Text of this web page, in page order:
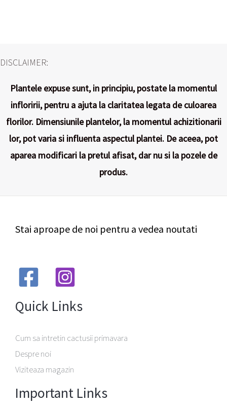
DISCLAIMER:
Plantele expuse sunt, in principiu, postate la momentul
infloririi, pentru a ajuta la claritatea legata de culoarea
florilor. Dimensiunile plantelor, la momentul achizitionarii
lor, pot varia si influenta aspectul plantei. De aceea, pot
aparea modificari la pretul afisat, dar nu si la pozele de
produs.
Stai aproape de noi pentru a vedea noutati
Quick Links
Cum sa intretin cactusii primavara
Despre noi
Viziteaza magazin
Important Links